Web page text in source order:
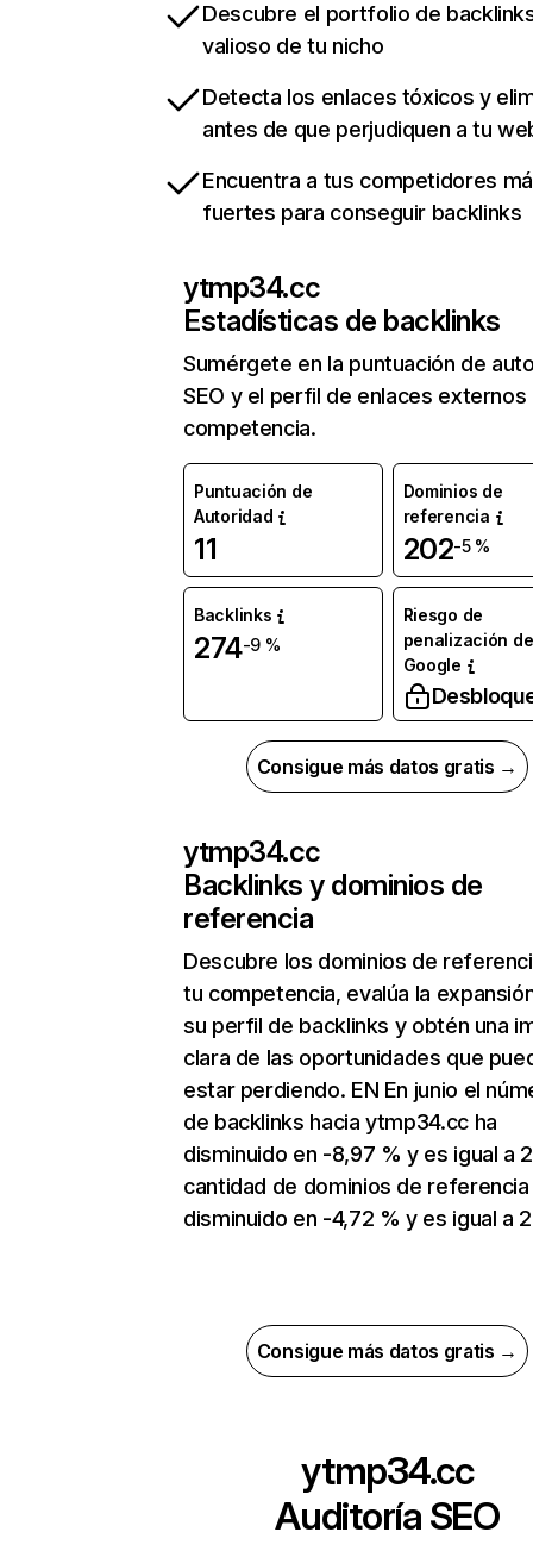
Descubre el portfolio de
valioso de tu nicho
Detecta los enlaces tóxicos y
antes de que perjudiquen a tu
Encuentra a tus competidores
fuertes para conseguir backlinks
ytmp34.cc
Estadísticas de backlinks
Sumérgete en la puntuación de
SEO y el perfil de enlaces externos
competencia.
Puntuación de
Autoridad
11
Dominios de
referencia
202-5 %
Backlinks
274-9 %
Riesgo de
penalización de
Google
Consigue más datos gratis →
ytmp34.cc
Backlinks y dominios de
referencia
Descubre los dominios de
tu competencia, evalúa la
su perfil de backlinks y obtén una
clara de las oportunidades que
estar perdiendo. EN En junio el
de backlinks hacia ytmp34.cc ha
disminuido en -8,97 % y es igual a
cantidad de dominios de referencia
disminuido en -4,72 % y es igual a
Consigue más datos gratis →
ytmp34.cc
Auditoría SEO